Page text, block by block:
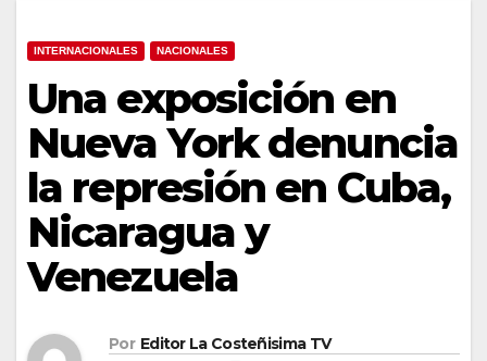
INTERNACIONALES NACIONALES
Una exposición en
Nueva York denuncia
la represión en Cuba,
Nicaragua y
Venezuela
Por Editor La Costeñisima TV